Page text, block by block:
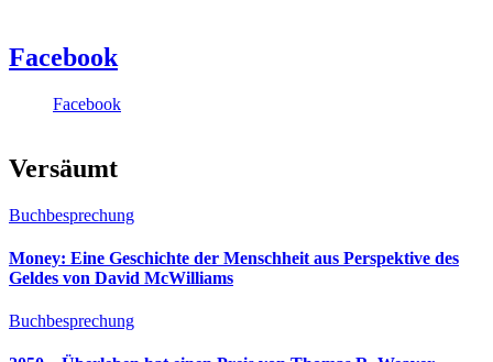
Facebook
Facebook
Versäumt
Buchbesprechung
Money: Eine Geschichte der Menschheit aus Perspektive des
Geldes von David McWilliams
Buchbesprechung